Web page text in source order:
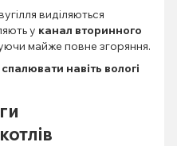
виділяються
у канал вторинного
майже повне згоряння.
спалювати навіть вологі